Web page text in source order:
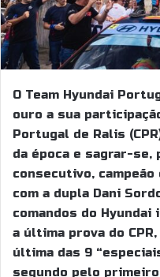
O Team Hyundai
ouro a sua
Portugal de Ralis
da época e sagrar-
consecutivo,
com a dupla Dani
comandos do Hyundai
a última prova do
última das 9
segundo pelo